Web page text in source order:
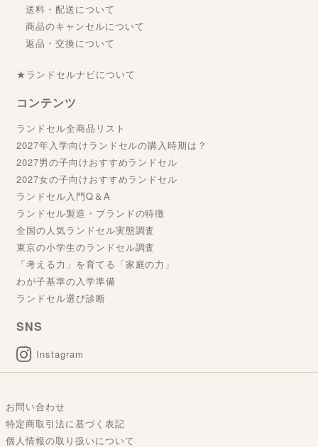
送料・配送について
商品のキャンセルについて
返品・交換について
★ランドセルナビについて
コンテンツ
ランドセル全商品リスト
2027年入学向けランドセルの購入時期は？
2027男の子向けおすすめランドセル
2027女の子向けおすすめランドセル
ランドセル入門Q＆A
ランドセル製造・ブランドの特徴
全国の人気ランドセル実態調査
東京の小学生のランドセル調査
「考える力」を育てる「家庭の力」
わが子基準の入学準備
ランドセル選び診断
SNS
Instagram
お問い合わせ
特定商取引法に基づく表記
個人情報の取り扱いについて